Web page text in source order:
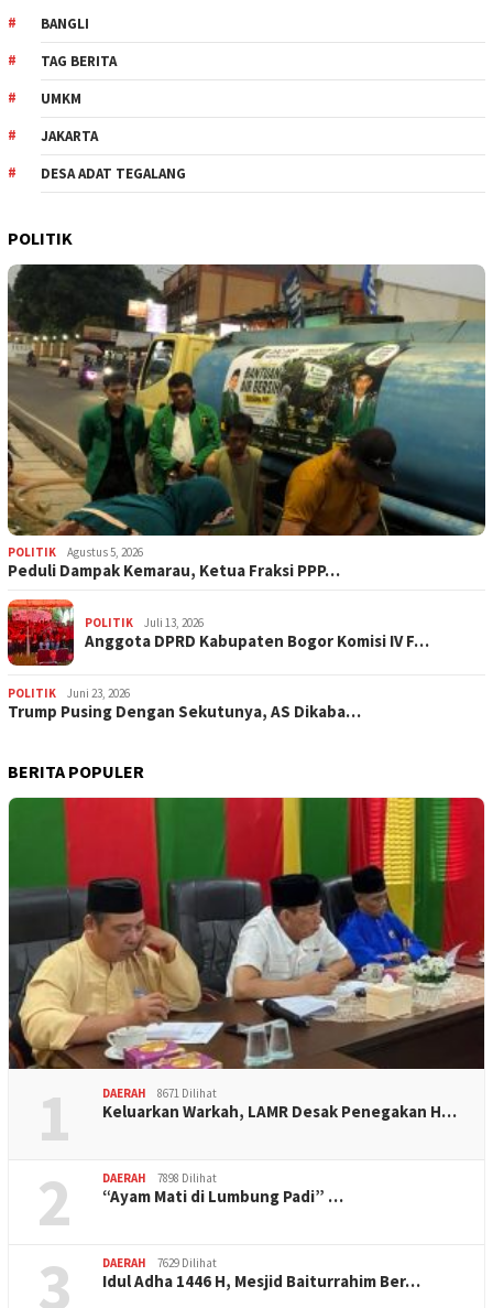
BANGLI
TAG BERITA
UMKM
JAKARTA
DESA ADAT TEGALANG
POLITIK
POLITIK Agustus 5, 2026
‎Peduli Dampak Kemarau, Ketua Fraksi PPP…
POLITIK Juli 13, 2026
Anggota DPRD Kabupaten Bogor Komisi IV F…
POLITIK Juni 23, 2026
Trump Pusing Dengan Sekutunya, AS Dikaba…
BERITA POPULER
1 DAERAH 8671 Dilihat
Keluarkan Warkah, LAMR Desak Penegakan H…
2 DAERAH 7898 Dilihat
“Ayam Mati di Lumbung Padi” …
3 DAERAH 7629 Dilihat
Idul Adha 1446 H, Mesjid Baiturrahim Ber…